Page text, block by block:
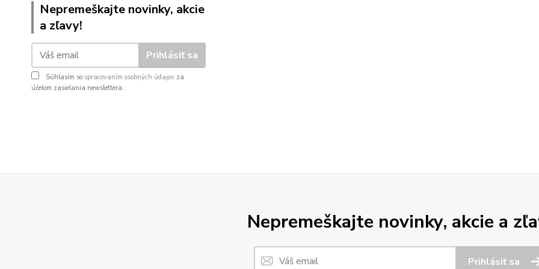
Nepremeškajte novinky, akcie
a zľavy!
Prihlásiť sa
Súhlasím so spracovaním osobných údajov za
účelom zasielania newslettera.
Nepremeškajte novinky, akcie a
Prihlásiť sa